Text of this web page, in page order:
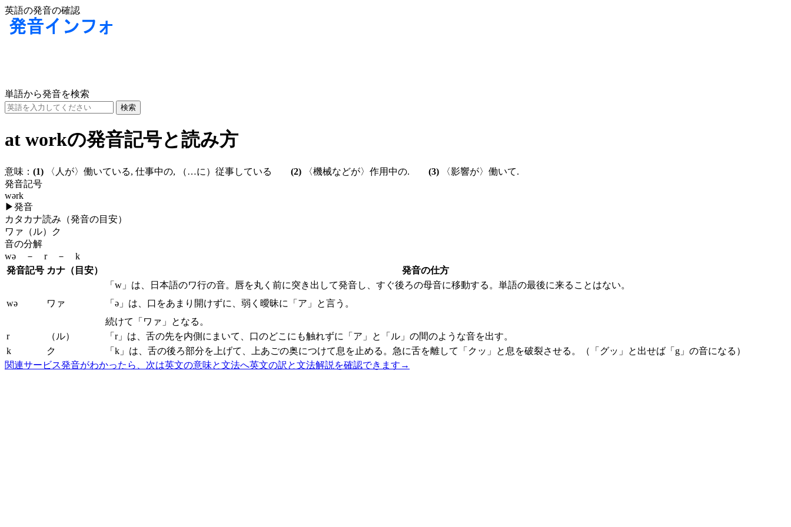
英語の発音の確認
単語から発音を検索
at workの発音記号と読み方
意味： (1) 〈人が〉働いている, 仕事中の, （…に）従事している (2) 〈機械などが〉作用中の. (3) 〈影響が〉働いて.
発音記号
wərk
▶発音
カタカナ読み（発音の目安）
ワァ（ル）ク
音の分解
wə － r － k
発音記号 カナ（目安） 発音の仕方
wə ワァ
「w」は、日本語のワ行の音。唇を丸く前に突き出して発音し、すぐ後ろの母音に移動する。単語の最後に来ることはない。
「ə」は、口をあまり開けずに、弱く曖昧に「ア」と言う。
続けて「ワァ」となる。
r
（ル）
「r」は、舌の先を内側にまいて、口のどこにも触れずに「ア」と「ル」の間のような音を出す。
k
ク
「k」は、舌の後ろ部分を上げて、上あごの奥につけて息を止める。急に舌を離して「クッ」と息を破裂させる。（「グッ」と出せば「g」の音になる）
関連サービス発音がわかったら、次は英文の意味と文法へ英文の訳と文法解説を確認できます →